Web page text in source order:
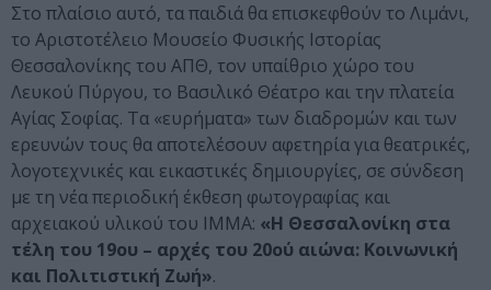
Στο πλαίσιο αυτό, τα παιδιά θα επισκεφθούν το Λιμάνι,
το Αριστοτέλειο Μουσείο Φυσικής Ιστορίας
Θεσσαλονίκης του ΑΠΘ, τον υπαίθριο χώρο του
Λευκού Πύργου, το Βασιλικό Θέατρο και την πλατεία
Αγίας Σοφίας. Τα «ευρήματα» των διαδρομών και των
ερευνών τους θα αποτελέσουν αφετηρία για θεατρικές,
λογοτεχνικές και εικαστικές δημιουργίες, σε σύνδεση
με τη νέα περιοδική έκθεση φωτογραφίας και
αρχειακού υλικού του ΙΜΜΑ: «Η Θεσσαλονίκη στα
τέλη του 19ου – αρχές του 20ού αιώνα: Κοινωνική
και Πολιτιστική Ζωή».